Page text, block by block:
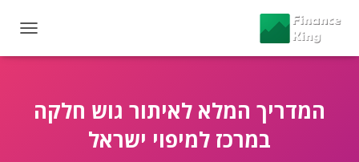
O
המדריך המלא לאיתור גוש חלקה
במרכז למיפוי ישראל